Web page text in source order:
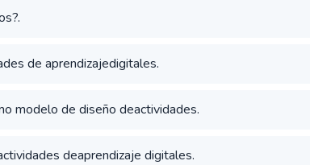
de aprendizajedigitales.
modelo de diseño deactividades.
deaprendizaje digitales.